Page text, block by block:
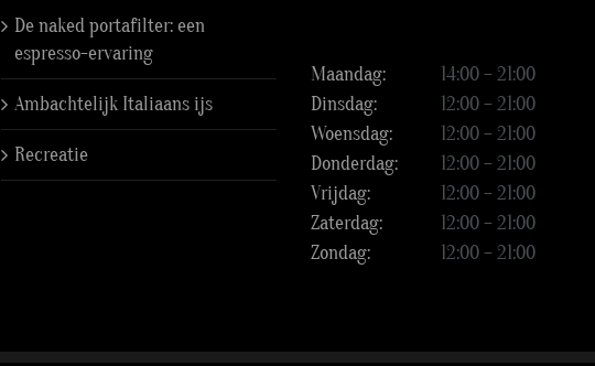
De naked portafilter: een
espresso-ervaring
Ambachtelijk Italiaans ijs
Recreatie
Maandag:
14:00 – 21:00
Dinsdag:
12:00 – 21:00
Woensdag:
12:00 – 21:00
Donderdag:
12:00 – 21:00
Vrijdag:
12:00 – 21:00
Zaterdag:
12:00 – 21:00
Zondag:
12:00 – 21:00